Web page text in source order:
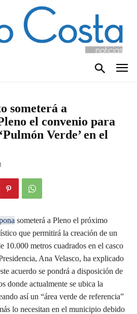
someterá a
el convenio para
Verde’ en el
someterá a Pleno el próximo
que permitirá la creación de un
10.000 metros cuadrados en el casco
Ana Velasco, ha explicado
acuerdo se pondrá a disposición de
donde actualmente se ubica la
así un “área verde de referencia”
lo necesitan en el municipio debido